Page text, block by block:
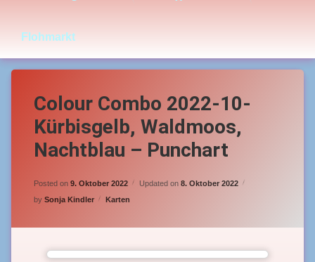
Flohmarkt
Colour Combo 2022-10-
Kürbisgelb, Waldmoos,
Nachtblau – Punchart
Posted on 9. Oktober 2022 Updated on 8. Oktober 2022
by Sonja Kindler Categories:
Karten